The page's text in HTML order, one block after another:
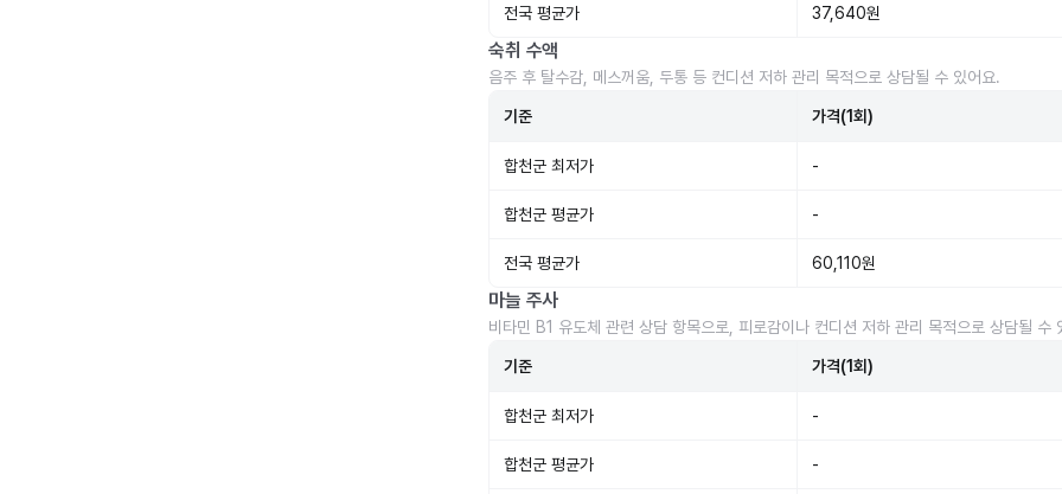
전국 평균가 37,640원
숙취 수액
음주 후 탈수감, 메스꺼움, 두통 등 컨디션 저하 관리 목적으로 상담될 수 있어요.
기준 가격(1회)
합천군 최저가 -
합천군 평균가 -
전국 평균가 60,110원
마늘 주사
비타민 B1 유도체 관련 상담 항목으로, 피로감이나 컨디션 저하 관리 목적으로 상담될 수
기준 가격(1회)
합천군 최저가 -
합천군 평균가 -